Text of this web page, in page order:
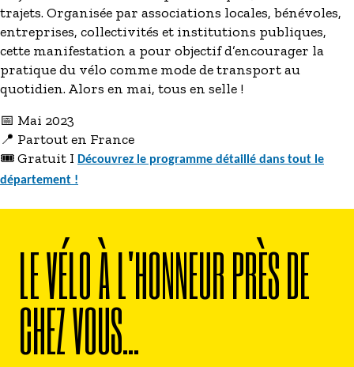
trajets. Organisée par associations locales, bénévoles,
entreprises, collectivités et institutions publiques,
cette manifestation a pour objectif d’encourager la
pratique du vélo comme mode de transport au
quotidien. Alors en mai, tous en selle !
📅 Mai 2023
📍 Partout en France
🎟️ Gratuit I Découvrez le programme détaillé dans tout le
département !
LE VÉLO À L'HONNEUR PRÈS DE
CHEZ VOUS...